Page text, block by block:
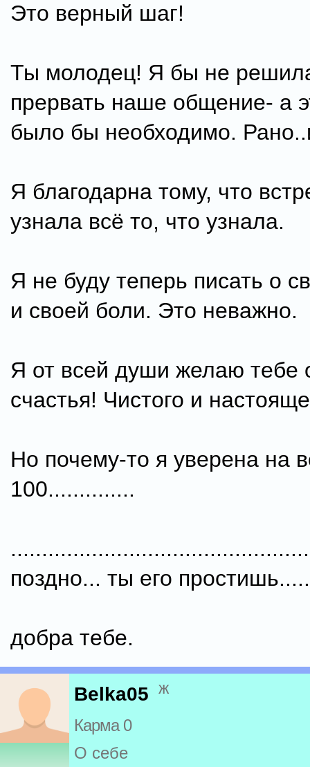
Это верный шаг!
Ты молодец! Я бы не
прервать наше общение- а
было бы необходимо.
Я благодарна тому, что
узнала всё то, что узнала.
Я не буду теперь писать о
и своей боли. Это неважно.
Я от всей души желаю тебе
счастья! Чистого и
Но почему-то я уверена на
100..............
поздно... ты его
добра тебе.
Belka05 ж
Карма 0
О себе